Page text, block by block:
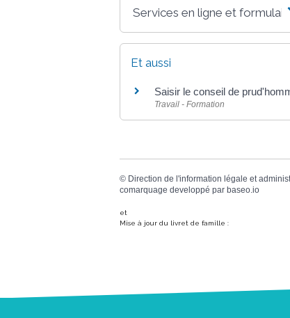
Services en ligne et
Et aussi
Saisir le conseil de
Travail - Formation
© Direction de l'information légale et
comarquage developpé par baseo.io
et
Mise à jour du livret de famille :